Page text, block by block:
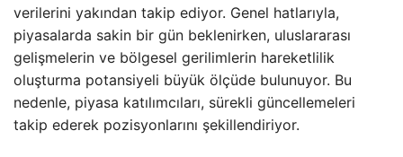
verilerini yakından takip ediyor. Genel hatlarıyla,
piyasalarda sakin bir gün beklenirken, uluslararası
gelişmelerin ve bölgesel gerilimlerin hareketlilik
oluşturma potansiyeli büyük ölçüde bulunuyor. Bu
nedenle, piyasa katılımcıları, sürekli güncellemeleri
takip ederek pozisyonlarını şekillendiriyor.